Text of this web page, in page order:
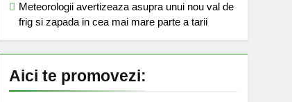
Meteorologii avertizeaza asupra unui nou val de
frig si zapada in cea mai mare parte a tarii
Aici te promovezi: